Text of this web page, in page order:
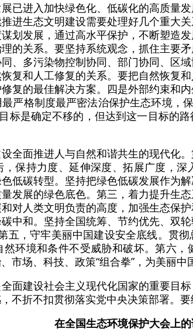
已进入加快绿色化、低碳化的高质量
进生态文明建设需要处理好几个重大
划发展，通过高水平保护，不断塑造
的关系。要坚持系统观念，抓住主要
、多污染物控制协同、部门协同、区
复和人工修复的关系。要把自然恢复
复的最佳解决方案。四是外部约束和
严格制度最严密法治保护生态环境，
标是确定不移的，但达到这一目标的
全面推进人与自然和谐共生的现代化
保持力度、延伸深度、拓展广度，
低碳转型。坚持把绿色低碳发展作为
发展的绿色底色。第三，着力提升生
对人类文明负责的高度，加强生态保
中和。坚持全国统筹、节约优先、双
五，守牢美丽中国建设安全底线。贯
环境和条件不受威胁和破坏。第六
市场、科技、政策“组合拳”，为美丽中
面建设社会主义现代化国家的重要目
不折不扣贯彻落实党中央决策部署。
在全国生态环境保护大会上